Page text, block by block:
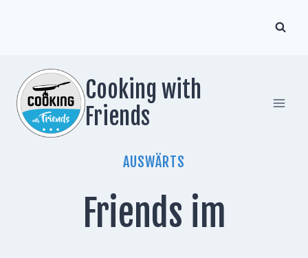
Cooking with
Friends
AUSWÄRTS
Friends im